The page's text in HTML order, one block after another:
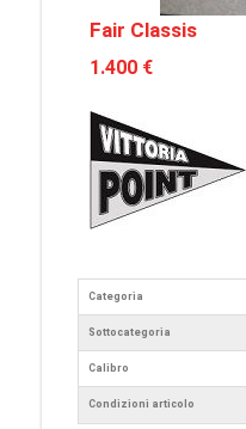
Fair Classis
1.400 €
Categoria
Sottocategoria
Calibro
Condizioni articolo